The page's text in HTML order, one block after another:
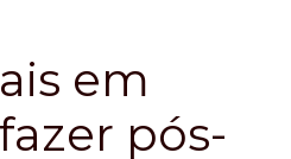
em
pós-